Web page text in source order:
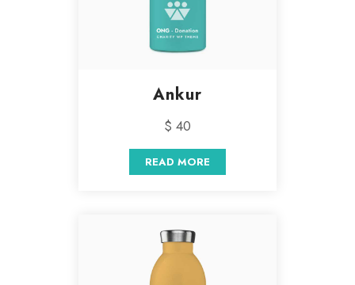
Ankur
$ 40
READ MORE